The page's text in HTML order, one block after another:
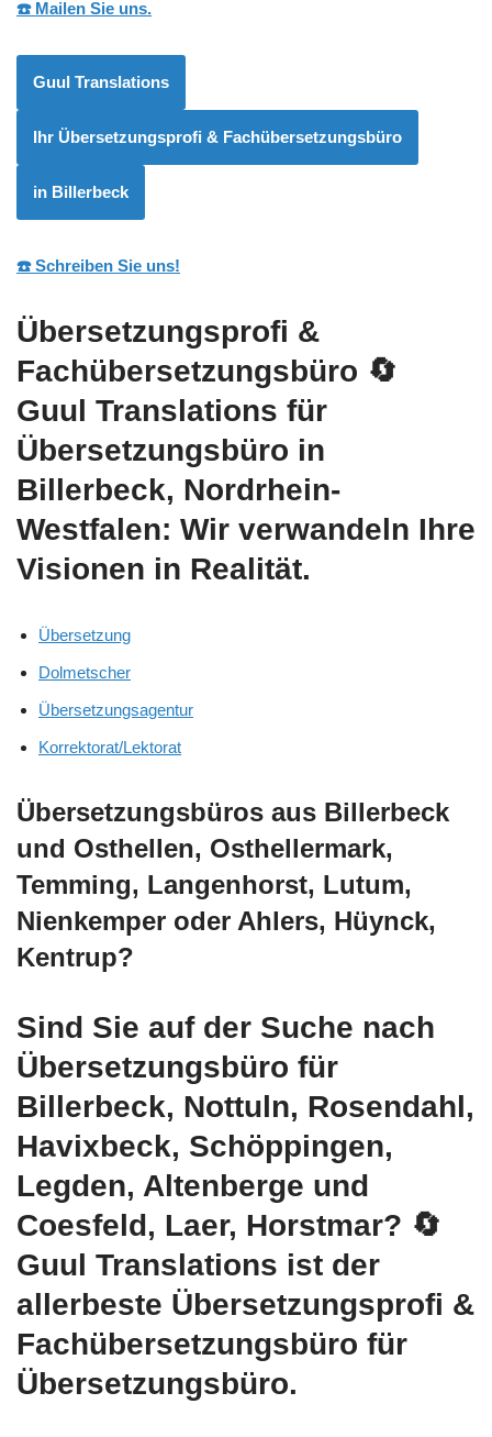
☎️ Mailen Sie uns.
Guul Translations
Ihr Übersetzungsprofi & Fachübersetzungsbüro
in Billerbeck
☎️ Schreiben Sie uns!
Übersetzungsprofi &
Fachübersetzungsbüro 🔄
Guul Translations für
Übersetzungsbüro in
Billerbeck, Nordrhein-
Westfalen: Wir verwandeln Ihre
Visionen in Realität.
Übersetzung
Dolmetscher
Übersetzungsagentur
Korrektorat/Lektorat
Übersetzungsbüros aus Billerbeck
und Osthellen, Osthellermark,
Temming, Langenhorst, Lutum,
Nienkemper oder Ahlers, Hüynck,
Kentrup?
Sind Sie auf der Suche nach
Übersetzungsbüro für
Billerbeck, Nottuln, Rosendahl,
Havixbeck, Schöppingen,
Legden, Altenberge und
Coesfeld, Laer, Horstmar? 🔄
Guul Translations ist der
allerbeste Übersetzungsprofi &
Fachübersetzungsbüro für
Übersetzungsbüro.